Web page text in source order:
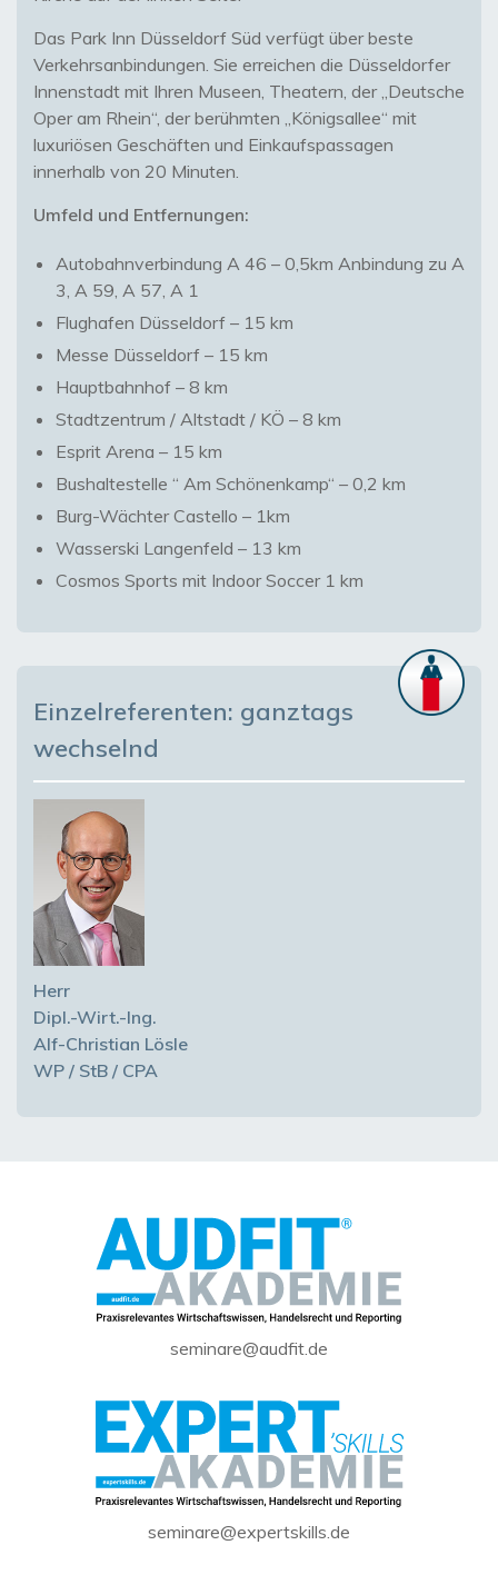
Das Park Inn Düsseldorf Süd verfügt über beste
Verkehrsanbindungen. Sie erreichen die Düsseldorfer
Innenstadt mit Ihren Museen, Theatern, der „Deutsche
Oper am Rhein“, der berühmten „Königsallee“ mit
luxuriösen Geschäften und Einkaufspassagen
innerhalb von 20 Minuten.
Umfeld und Entfernungen:
Autobahnverbindung A 46 – 0,5km Anbindung zu A
3, A 59, A 57, A 1
Flughafen Düsseldorf – 15 km
Messe Düsseldorf – 15 km
Hauptbahnhof – 8 km
Stadtzentrum / Altstadt / KÖ – 8 km
Esprit Arena – 15 km
Bushaltestelle “ Am Schönenkamp“ – 0,2 km
Burg-Wächter Castello – 1km
Wasserski Langenfeld – 13 km
Cosmos Sports mit Indoor Soccer 1 km
Einzelreferenten: ganztags
wechselnd
Herr
Dipl.-Wirt.-Ing.
Alf-Christian Lösle
WP / StB / CPA
seminare@audfit.de
seminare@expertskills.de